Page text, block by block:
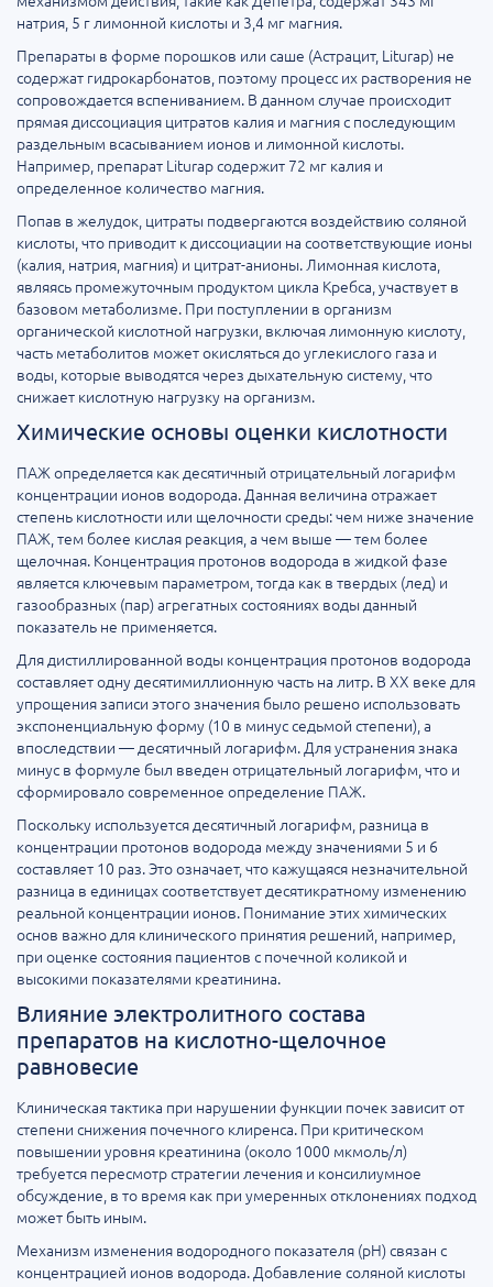
натрия, 5 г лимонной кислоты и 3,4 мг магния.
Препараты в форме порошков или саше (Астрацит, Liturap) не
содержат гидрокарбонатов, поэтому процесс их растворения не
сопровождается вспениванием. В данном случае происходит
прямая диссоциация цитратов калия и магния с последующим
раздельным всасыванием ионов и лимонной кислоты.
Например, препарат Liturap содержит 72 мг калия и
определенное количество магния.
Попав в желудок, цитраты подвергаются воздействию соляной
кислоты, что приводит к диссоциации на соответствующие ионы
(калия, натрия, магния) и цитрат-анионы. Лимонная кислота,
являясь промежуточным продуктом цикла Кребса, участвует в
базовом метаболизме. При поступлении в организм
органической кислотной нагрузки, включая лимонную кислоту,
часть метаболитов может окисляться до углекислого газа и
воды, которые выводятся через дыхательную систему, что
снижает кислотную нагрузку на организм.
Химические основы оценки кислотности
ПАЖ определяется как десятичный отрицательный логарифм
концентрации ионов водорода. Данная величина отражает
степень кислотности или щелочности среды: чем ниже значение
ПАЖ, тем более кислая реакция, а чем выше — тем более
щелочная. Концентрация протонов водорода в жидкой фазе
является ключевым параметром, тогда как в твердых (лед) и
газообразных (пар) агрегатных состояниях воды данный
показатель не применяется.
Для дистиллированной воды концентрация протонов водорода
составляет одну десятимиллионную часть на литр. В XX веке для
упрощения записи этого значения было решено использовать
экспоненциальную форму (10 в минус седьмой степени), а
впоследствии — десятичный логарифм. Для устранения знака
минус в формуле был введен отрицательный логарифм, что и
сформировало современное определение ПАЖ.
Поскольку используется десятичный логарифм, разница в
концентрации протонов водорода между значениями 5 и 6
составляет 10 раз. Это означает, что кажущаяся незначительной
разница в единицах соответствует десятикратному изменению
реальной концентрации ионов. Понимание этих химических
основ важно для клинического принятия решений, например,
при оценке состояния пациентов с почечной коликой и
высокими показателями креатинина.
Влияние электролитного состава
препаратов на кислотно-щелочное
равновесие
Клиническая тактика при нарушении функции почек зависит от
степени снижения почечного клиренса. При критическом
повышении уровня креатинина (около 1000 мкмоль/л)
требуется пересмотр стратегии лечения и консилиумное
обсуждение, в то время как при умеренных отклонениях подход
может быть иным.
Механизм изменения водородного показателя (pH) связан с
концентрацией ионов водорода. Добавление соляной кислоты